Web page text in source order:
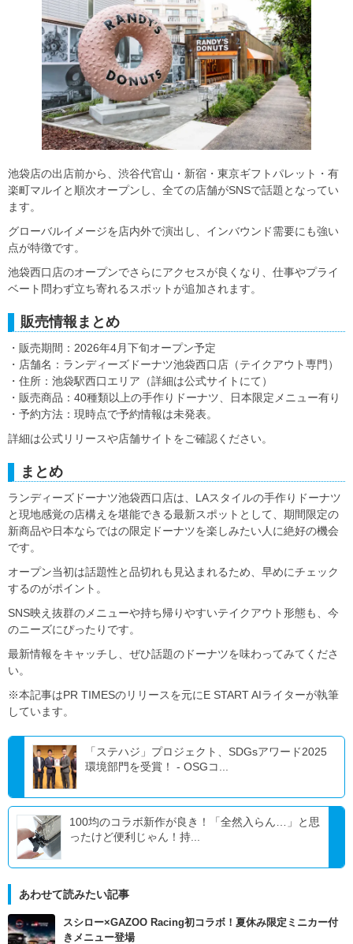
池袋店の出店前から、渋谷代官山・新宿・東京ギフトパレット・有
楽町マルイと順次オープンし、全ての店舗がSNSで話題となってい
ます。
グローバルイメージを店内外で演出し、インバウンド需要にも強い
点が特徴です。
池袋西口店のオープンでさらにアクセスが良くなり、仕事やプライ
ベート問わず立ち寄れるスポットが追加されます。
販売情報まとめ
・販売期間：2026年4月下旬オープン予定
・店舗名：ランディーズドーナツ池袋西口店（テイクアウト専門）
・住所：池袋駅西口エリア（詳細は公式サイトにて）
・販売商品：40種類以上の手作りドーナツ、日本限定メニュー有り
・予約方法：現時点で予約情報は未発表。
詳細は公式リリースや店舗サイトをご確認ください。
まとめ
ランディーズドーナツ池袋西口店は、LAスタイルの手作りドーナツ
と現地感覚の店構えを堪能できる最新スポットとして、期間限定の
新商品や日本ならではの限定ドーナツを楽しみたい人に絶好の機会
です。
オープン当初は話題性と品切れも見込まれるため、早めにチェック
するのがポイント。
SNS映え抜群のメニューや持ち帰りやすいテイクアウト形態も、今
のニーズにぴったりです。
最新情報をキャッチし、ぜひ話題のドーナツを味わってみてくださ
い。
※本記事はPR TIMESのリリースを元にE START AIライターが執筆
しています。
「ステハジ」プロジェクト、SDGsアワード2025
環境部門を受賞！ - OSGコ...
100均のコラボ新作が良き！「全然入らん…」と思
ったけど便利じゃん！持...
あわせて読みたい記事
スシロー×GAZOO Racing初コラボ！夏休み限定ミニカー付
きメニュー登場